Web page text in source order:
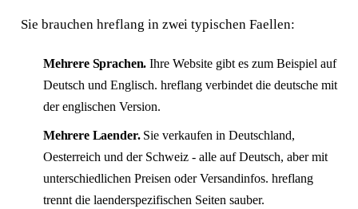
Sie brauchen hreflang in zwei typischen Faellen:
Mehrere Sprachen. Ihre Website gibt es zum Beispiel auf
Deutsch und Englisch. hreflang verbindet die deutsche mit
der englischen Version.
Mehrere Laender.Sie verkaufen in Deutschland,
Oesterreich und der Schweiz - alle auf Deutsch, aber mit
unterschiedlichen Preisen oder Versandinfos. hreflang
trennt die laenderspezifischen Seiten sauber.